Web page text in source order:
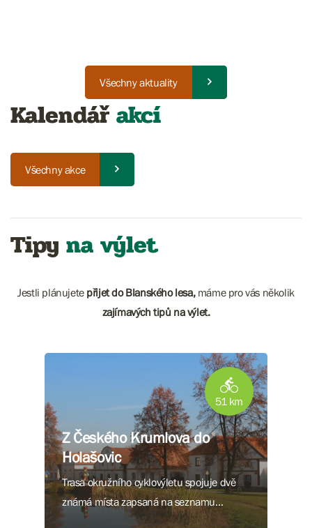
Všechny aktuality
Kalendářakcí
Všechny akce
Tipy na výlet
Jestli plánujete přijet do Blanského lesa,máme pro vás několik
zajímavých tipů na výlet.
51 km
Z Českého Krumlova do
Holašovic
Trasa okružního cyklovýletu spojuje dvě
známá místa zapsaná na seznamu
UNESCO.